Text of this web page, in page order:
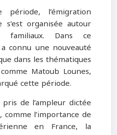
l’émigration
organisée autour
familiaux. Dans ce
connu une nouveauté
dans les thématiques
Matoub Lounes,
cette période.
de l’ampleur dictée
l’importance de
en France, la